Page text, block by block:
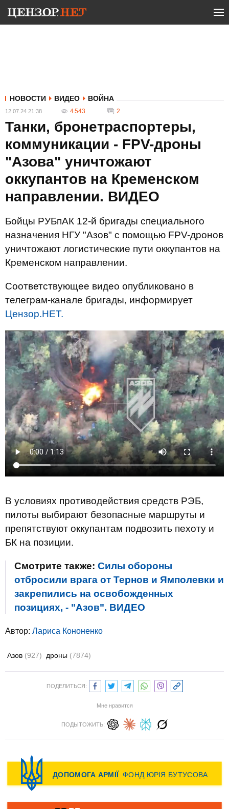
НОВОСТИ ВИДЕО ВОЙНА
12.07.24 21:38 4 543 2
Танки, бронетраспортеры,
коммуникации - FPV-дроны
"Азова" уничтожают
оккупантов на Кременском
направлении. ВИДЕО
Бойцы РУБпАК 12-й бригады специального
назначения НГУ "Азов" с помощью FPV-дронов
уничтожают логистические пути оккупантов на
Кременском направлении.
Соответствующее видео опубликовано в
телеграм-канале бригады, информирует
Цензор.НЕТ.
В условиях противодействия средств РЭБ,
пилоты выбирают безопасные маршруты и
препятствуют оккупантам подвозить пехоту и
БК на позиции.
Смотрите также: Силы обороны
отбросили врага от Тернов и Ямполевки и
закрепились на освобожденных
позициях, - "Азов". ВИДЕО
Автор: Лариса Кононенко
Азов (927) дроны (7874)
ПОДЕЛИТЬСЯ:
Мне нравится
ПОДЫТОЖИТЬ: